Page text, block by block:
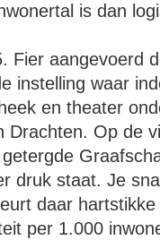
is dan
Fier aangevoerd
instelling waar
en theater
Drachten. Op de
getergde
druk staat. Je
daar
per 1.000